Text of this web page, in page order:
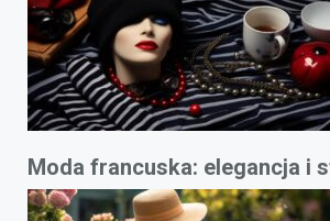
Moda francuska: elegancja i